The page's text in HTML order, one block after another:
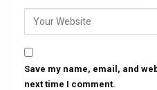
Save my name, email, and
next time I comment.